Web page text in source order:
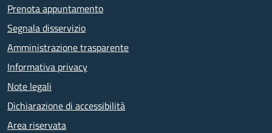
Prenota appuntamento
Segnala disservizio
Amministrazione trasparente
Informativa privacy
Note legali
Dichiarazione di accessibilità
Area riservata